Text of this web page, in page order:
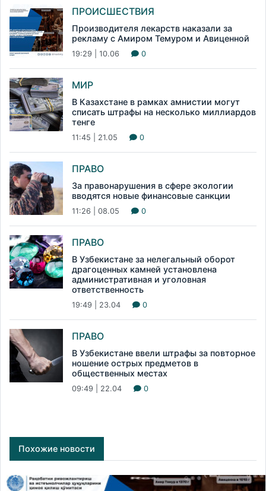
ПРОИСШЕСТВИЯ
Производителя лекарств наказали за
рекламу с Амиром Темуром и Авиценной
19:29 | 10.06 0
МИР
В Казахстане в рамках амнистии могут
списать штрафы на несколько миллиардов
тенге
11:45 | 21.05 0
ПРАВО
За правонарушения в сфере экологии
вводятся новые финансовые санкции
11:26 | 08.05 0
ПРАВО
В Узбекистане за нелегальный оборот
драгоценных камней установлена
административная и уголовная
ответственность
19:49 | 23.04 0
ПРАВО
В Узбекистане ввели штрафы за повторное
ношение острых предметов в
общественных местах
09:49 | 22.04 0
Похожие новости